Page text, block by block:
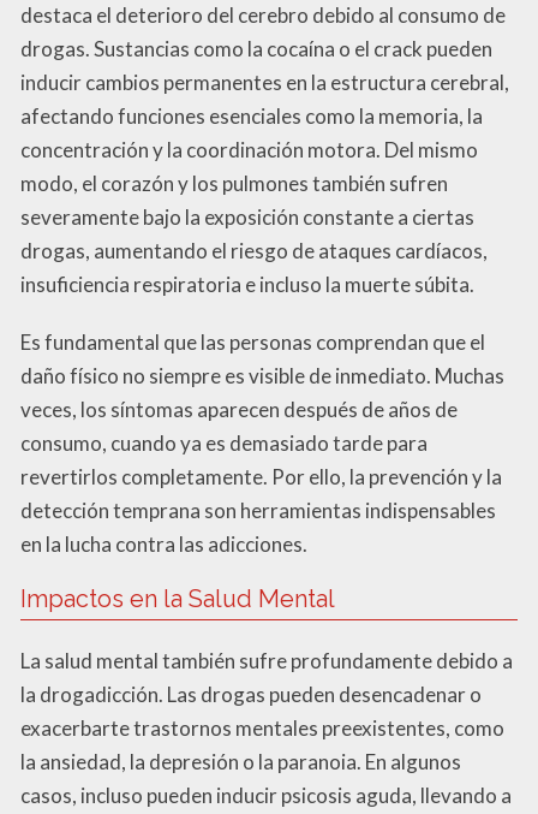
destaca el deterioro del cerebro debido al consumo de
drogas. Sustancias como la cocaína o el crack pueden
inducir cambios permanentes en la estructura cerebral,
afectando funciones esenciales como la memoria, la
concentración y la coordinación motora. Del mismo
modo, el corazón y los pulmones también sufren
severamente bajo la exposición constante a ciertas
drogas, aumentando el riesgo de ataques cardíacos,
insuficiencia respiratoria e incluso la muerte súbita.
Es fundamental que las personas comprendan que el
daño físico no siempre es visible de inmediato. Muchas
veces, los síntomas aparecen después de años de
consumo, cuando ya es demasiado tarde para
revertirlos completamente. Por ello, la prevención y la
detección temprana son herramientas indispensables
en la lucha contra las adicciones.
Impactos en la Salud Mental
La salud mental también sufre profundamente debido a
la drogadicción. Las drogas pueden desencadenar o
exacerbarte trastornos mentales preexistentes, como
la ansiedad, la depresión o la paranoia. En algunos
casos, incluso pueden inducir psicosis aguda, llevando a